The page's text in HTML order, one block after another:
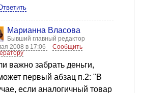
Марианна Власова
Бывший главный редактор
2008 в 17:06
Сообщить
важно забрать деньги,
первый абзац п.2: "В
если аналогичный товар